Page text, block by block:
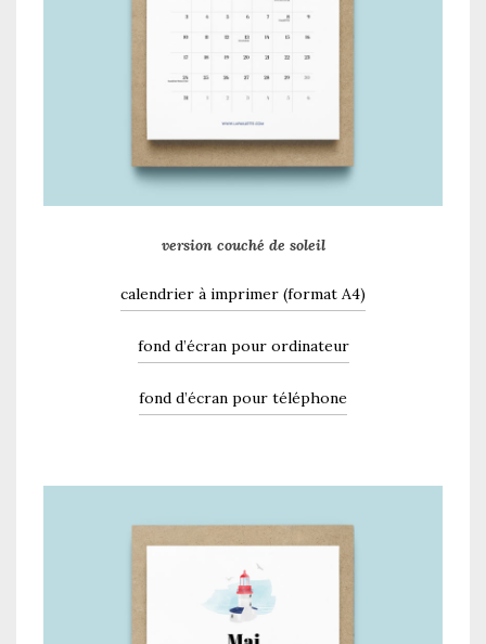
version couché de soleil
calendrier à imprimer (format A4)
fond d’écran pour ordinateur
fond d’écran pour téléphone